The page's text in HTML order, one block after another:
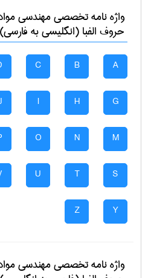
واژه نامه تخصصیمهندسی
حروف الفبا (انگلیسی به فارسی)
A
B
C
G
H
I
M
N
O
S
T
U
Y
Z
واژه نامه تخصصیمهندسی